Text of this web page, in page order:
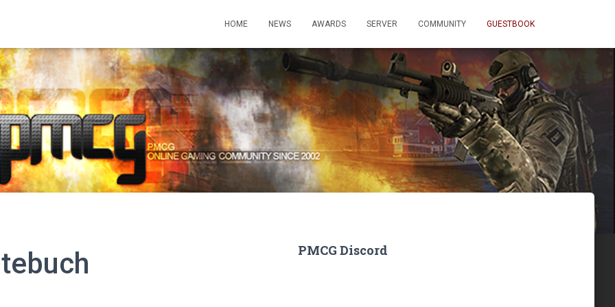
HOME NEWS AWARDS SERVER COMMUNITY GUESTBOOK
PMCG Discord